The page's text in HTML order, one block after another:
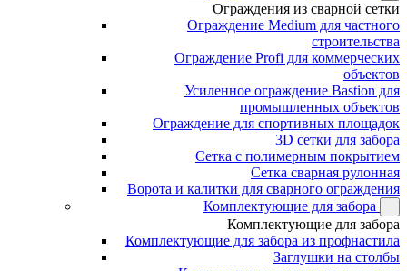
Ограждения из сварной сетки
Ограждение Medium для частного
строительства
Ограждение Profi для коммерческих
объектов
Усиленное ограждение Bastion для
промышленных объектов
Ограждение для спортивных площадок
3D сетки для забора
Сетка с полимерным покрытием
Сетка сварная рулонная
Ворота и калитки для сварного ограждения
Комплектующие для забора
Комплектующие для забора
Комплектующие для забора из профнастила
Заглушки на столбы